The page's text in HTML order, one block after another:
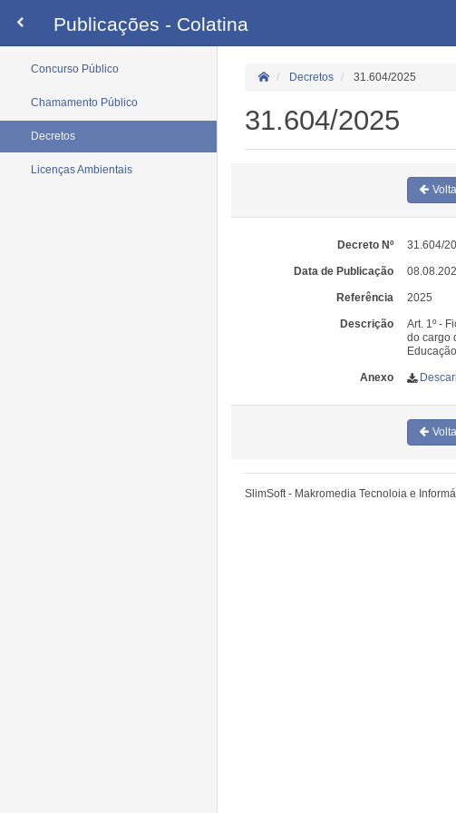
Publicações - Colatina
Concurso Público
Chamamento Público
Decretos
Licenças Ambientais
Decretos 31.604/2025
31.604/2025
Decreto Nº 31.604/
Data de Publicação
Referência 2025
Descrição
Art. 1º -
do cargo
Anexo
SlimSoft - Makromedia Tecnoloia e